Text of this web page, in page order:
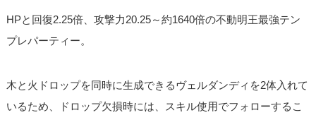
HPと回復2.25倍、攻撃力20.25～約1640倍の不動明王最強テン
プレパーティー。
木と火ドロップを同時に生成できるヴェルダンディを2体入れて
いるため、ドロップ欠損時には、スキル使用でフォローするこ